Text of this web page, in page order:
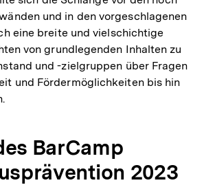
und in den vorgeschlagenen
eine breite und vielschichtige
von grundlegenden Inhalten zu
und -zielgruppen über Fragen
und Fördermöglichkeiten bis hin
BarCamp
2023